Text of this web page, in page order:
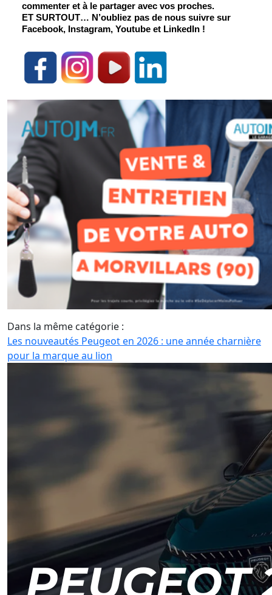
commenter et à le partager avec vos proches.
ET SURTOUT… N’oubliez pas de nous suivre sur
Facebook, Instagram, Youtube et LinkedIn !
Dans la même catégorie :
Les nouveautés Peugeot en 2026 : une année charnière
pour la marque au lion